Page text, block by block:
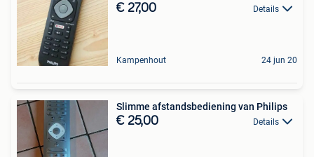
€ 27,00 Details
Kampenhout 24 jun 20
Slimme afstandsbediening van Philips
€ 25,00 Details